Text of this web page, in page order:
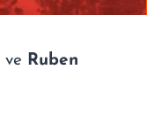
ve Ruben